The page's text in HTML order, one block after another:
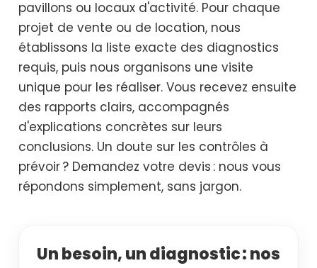
pavillons ou locaux d'activité. Pour chaque
projet de vente ou de location, nous
établissons la liste exacte des diagnostics
requis, puis nous organisons une visite
unique pour les réaliser. Vous recevez ensuite
des rapports clairs, accompagnés
d'explications concrètes sur leurs
conclusions. Un doute sur les contrôles à
prévoir ? Demandez votre devis : nous vous
répondons simplement, sans jargon.
Un besoin, un diagnostic : nos